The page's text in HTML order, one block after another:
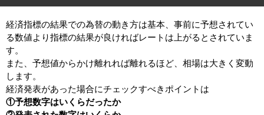
経済指標の結果での為替の動き方は基本、事前に予想されてい
る数値より指標の結果が良ければレートは上がるとされていま
す。
また、予想値からかけ離れれば離れるほど、相場は大きく変動
します。
経済発表があった場合にチェックすべきポイントは
①予想数字はいくらだったか